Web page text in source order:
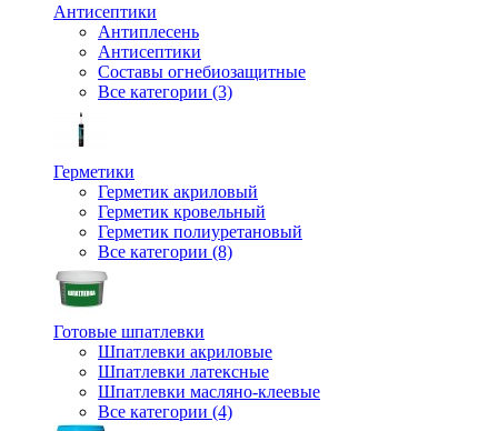
Антисептики
Антиплесень
Антисептики
Составы огнебиозащитные
Все категории (3)
Герметики
Герметик акриловый
Герметик кровельный
Герметик полиуретановый
Все категории (8)
Готовые шпатлевки
Шпатлевки акриловые
Шпатлевки латексные
Шпатлевки масляно-клеевые
Все категории (4)